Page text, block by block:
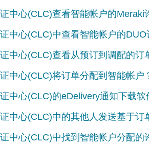
中心(CLC)查看智能帐户的Meraki
中心(CLC)中查看智能帐户的DUO
中心(CLC)查看从预订到调配的订
中心(CLC)将订单分配到智能帐户
中心(CLC)的eDelivery通知下载软
中心(CLC)中的其他人发送基于订
中心(CLC)中找到智能帐户分配的